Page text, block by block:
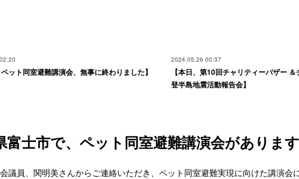
ペット同室避難講演会、無事に終わりました】
2024.05.26 00:37
【本日、第10回チャリティーバザー
登半島地震活動報告会】
富士市で、ペット同室避難講演会があります
議員、関明美さんからご連絡いただき、ペット同室避難実現に向けた講演会